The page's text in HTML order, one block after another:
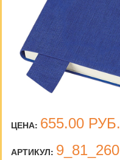
ЦЕНА: 655.00 РУБ.
АРТИКУЛ: 9_81_260